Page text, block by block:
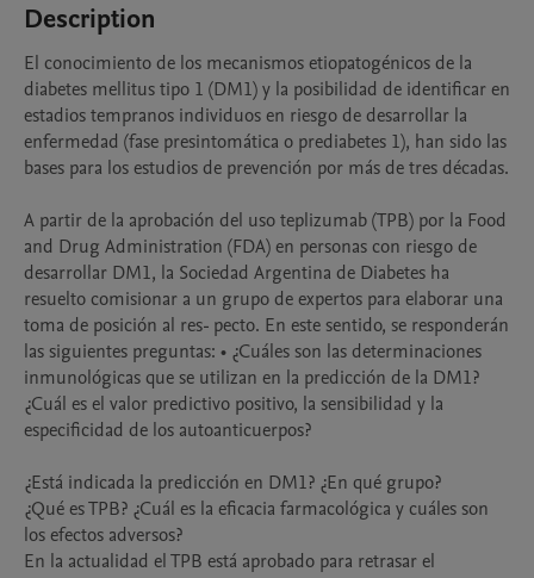
Description
El conocimiento de los mecanismos etiopatogénicos de la
diabetes mellitus tipo 1 (DM1) y la posibilidad de identificar en
estadios tempranos individuos en riesgo de desarrollar la
enfermedad (fase presintomática o prediabetes 1), han sido las
bases para los estudios de prevención por más de tres décadas.
A partir de la aprobación del uso teplizumab (TPB) por la Food
and Drug Administration (FDA) en personas con riesgo de
desarrollar DM1, la Sociedad Argentina de Diabetes ha
resuelto comisionar a un grupo de expertos para elaborar una
toma de posición al res- pecto. En este sentido, se responderán
las siguientes preguntas: • ¿Cuáles son las determinaciones
inmunológicas que se utilizan en la predicción de la DM1?
¿Cuál es el valor predictivo positivo, la sensibilidad y la
especificidad de los autoanticuerpos?
¿Está indicada la predicción en DM1? ¿En qué grupo?
¿Qué es TPB? ¿Cuál es la eficacia farmacológica y cuáles son
los efectos adversos?
En la actualidad el TPB está aprobado para retrasar el